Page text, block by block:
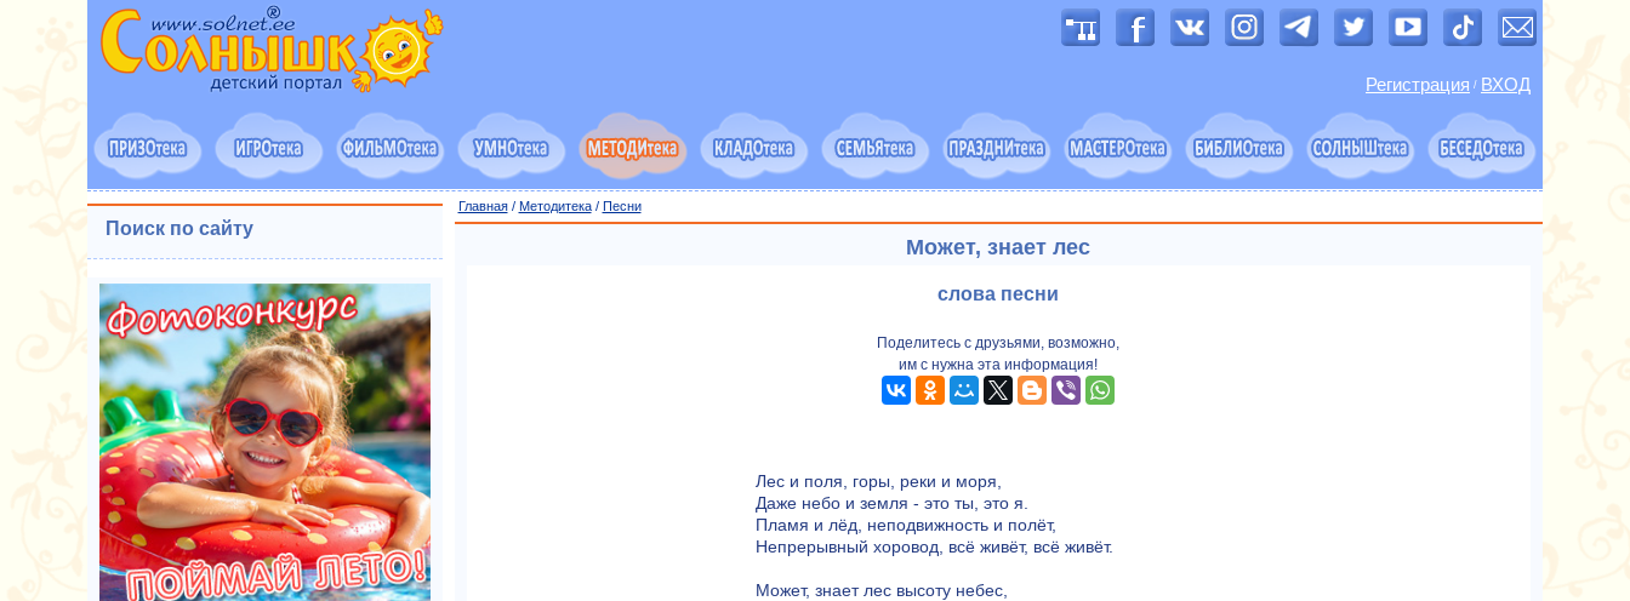
Регистрация / ВХОД
Главная/ Методитека/ Песни
Может, знает лес
слова песни
Поделитесь с друзьями, возможно,
им с нужна эта информация!
Лес и поля, горы, реки и моря,
Даже небо и земля - это ты, это я.
Пламя и лёд, неподвижность и полёт,
Непрерывный хоровод, всё живёт, всё живёт.
Может, знает лес высоту небес,
Поиск по сайту